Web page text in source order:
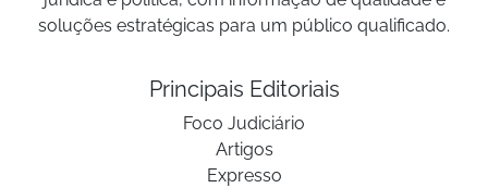
soluções estratégicas para um público qualificado.
Principais Editoriais
Foco Judiciário
Artigos
Expresso